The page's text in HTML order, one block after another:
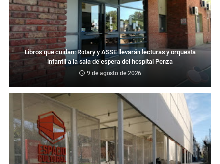
Libros que cuidan: Rotary y ASSE llevarán lecturas y orquesta
infantil a la sala de espera del hospital Penza
9 de agosto de 2026